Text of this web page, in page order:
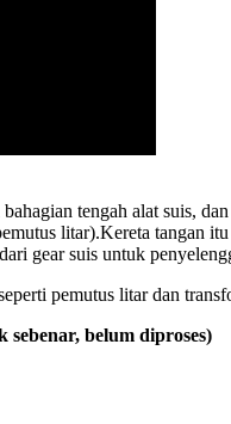
tengah alat suis,
litar).Kereta
gear suis untuk
pemutus litar dan
sebenar, belum diproses)